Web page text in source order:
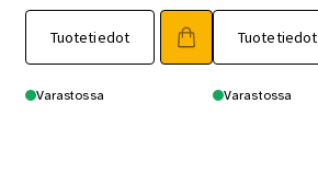
Tuotetiedot
Varastossa
Tuotetiedot
Varastossa